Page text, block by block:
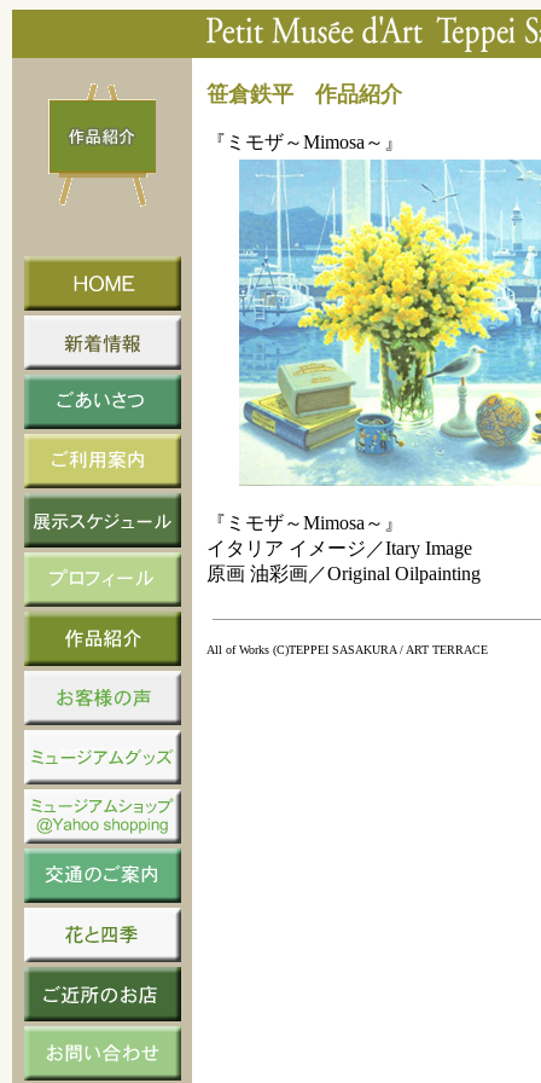
笹倉鉄平 作品紹介
『ミモザ～Mimosa～』
『ミモザ～Mimosa～』
イタリア イメージ／Itary Image
原画 油彩画／Original Oilpainting
All of Works (C)TEPPEI SASAKURA / ART TERRACE